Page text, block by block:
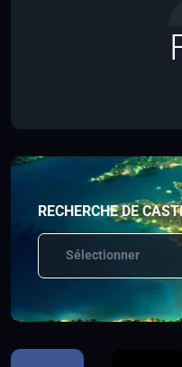
RECHERCHE DE
Sélectionner